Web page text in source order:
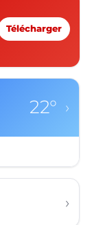
Télécharger
22° ›
›